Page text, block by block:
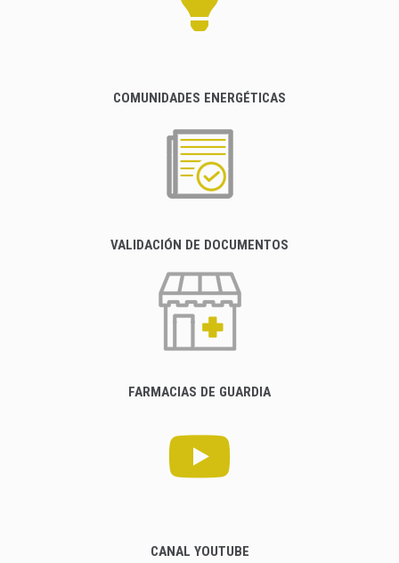
COMUNIDADES ENERGÉTICAS
VALIDACIÓN DE DOCUMENTOS
FARMACIAS DE GUARDIA
CANAL YOUTUBE